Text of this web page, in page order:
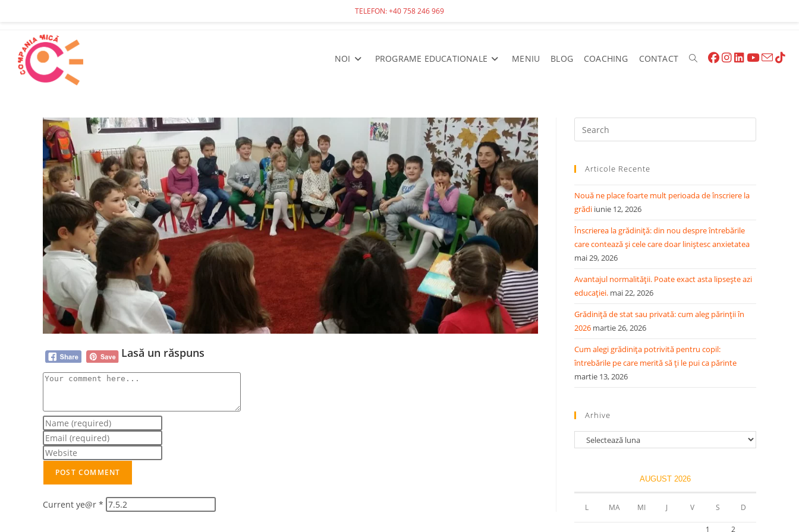
TELEFON: +40 758 246 969
NOI PROGRAME EDUCATIONALE MENIU BLOG COACHING CONTACT
Lasă un răspuns
Current ye@r *
Articole Recente
Nouă ne place foarte mult perioada de înscriere la
grădi iunie 12, 2026
Înscrierea la grădiniță: din nou despre întrebările
care contează și cele care doar liniștesc anxietatea
mai 29, 2026
Avantajul normalității. Poate exact asta lipsește azi
educației. mai 22, 2026
Grădiniță de stat sau privată: cum aleg părinții în
2026 martie 26, 2026
Cum alegi grădinița potrivită pentru copil:
întrebările pe care merită să ți le pui ca părinte
martie 13, 2026
Arhive
AUGUST 2026
L MA MI J V S D
1 2